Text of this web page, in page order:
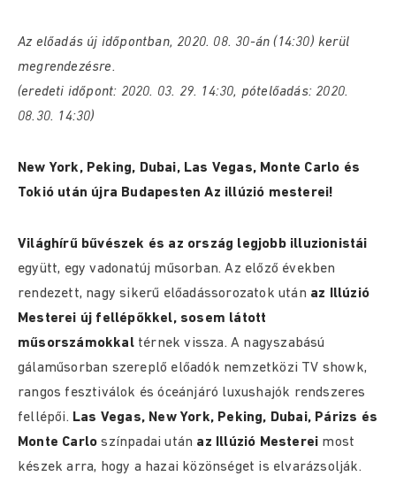
Az előadás új időpontban, 2020. 08. 30-án (14:30) kerül
megrendezésre.
(eredeti időpont: 2020. 03. 29. 14:30, pótelőadás: 2020.
08.30. 14:30)
New York, Peking, Dubai, Las Vegas, Monte Carlo és
Tokió után újra Budapesten Az illúzió mesterei!
Világhírű bűvészek és az ország legjobb illuzionistái
együtt, egy vadonatúj műsorban. Az előző években
rendezett, nagy sikerű előadássorozatok után az Illúzió
Mesterei új fellépőkkel, sosem látott
műsorszámokkaltérnek vissza. A nagyszabású
gálaműsorban szereplő előadók nemzetközi TV showk,
rangos fesztiválok és óceánjáró luxushajók rendszeres
fellépői. Las Vegas, New York, Peking, Dubai, Párizs és
Monte Carlo színpadai után az Illúzió Mesterei most
készek arra, hogy a hazai közönséget is elvarázsolják.